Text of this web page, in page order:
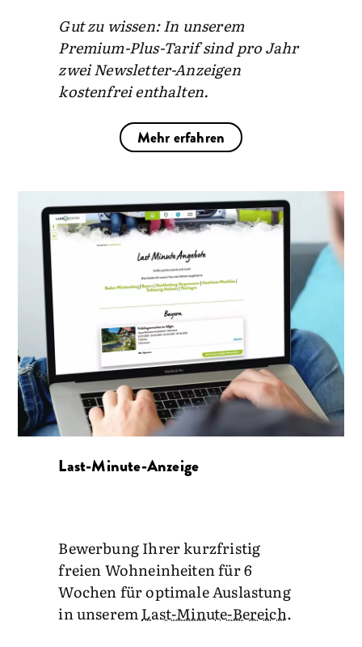
Gut zu wissen: In unserem
Premium-Plus-Tarif sind pro Jahr
zwei Newsletter-Anzeigen
kostenfrei enthalten.
Mehr erfahren
Last-Minute-Anzeige
Bewerbung Ihrer kurzfristig
freien Wohneinheiten für 6
Wochen für optimale Auslastung
in unseremLast-Minute-Bereich.